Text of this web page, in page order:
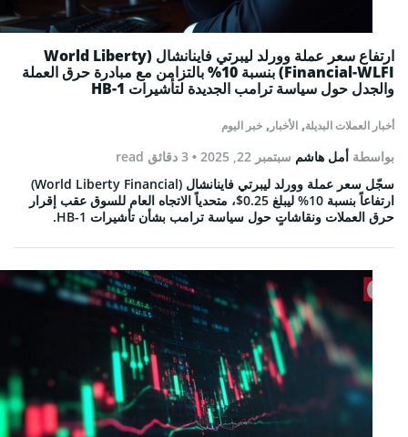
أخبار العملات البديلة, الأخبار, خبر اليوم
ارتفاع سعر عملة وورلد ليبرتي فاينانشال (World Liberty
Financial-WLFI) بنسبة 10% بالتزامن مع مبادرة حرق العملة
والجدل حول سياسة ترامب الجديدة لتأشيرات HB-1
بواسطة أمل هاشم سبتمبر 22, 2025
• 3 دقائق read
سجّل سعر عملة وورلد ليبرتي فاينانشال (World Liberty Financial)
ارتفاعاً بنسبة 10% ليبلغ 0.25$، متحدياً الاتجاه العام للسوق عقب إقرار
حرق العملات ونقاشاتٍ حول سياسة ترامب بشأن تأشيرات HB-1.